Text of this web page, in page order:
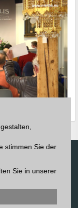
stimmen Sie der
Sie in unserer
Preisdatenbank